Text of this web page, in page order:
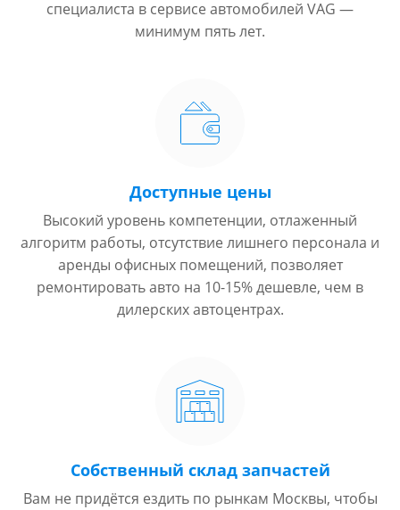
специалиста в сервисе автомобилей VAG —
минимум пять лет.
Доступные цены
Высокий уровень компетенции, отлаженный
алгоритм работы, отсутствие лишнего персонала и
аренды офисных помещений, позволяет
ремонтировать авто на 10-15% дешевле, чем в
дилерских автоцентрах.
Собственный склад запчастей
Вам не придётся ездить по рынкам Москвы, чтобы